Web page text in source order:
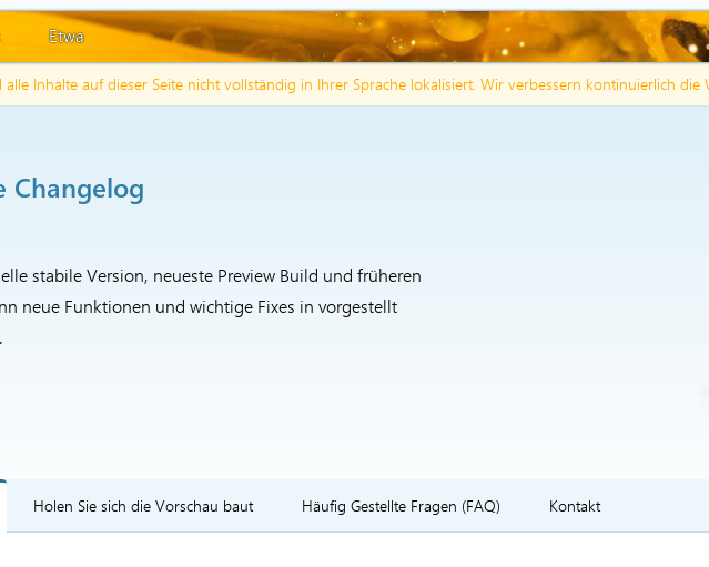
Etwa
alle Inhalte auf dieser Seite nicht vollständig in Ihrer Sprache lokalisiert. Wir verbessern kontinuierlich
Changelog
stabile Version, neueste Preview Build und früheren
neue Funktionen und wichtige Fixes in vorgestellt
Holen Sie sich die Vorschau baut Häufig Gestellte Fragen (FAQ) Kontakt